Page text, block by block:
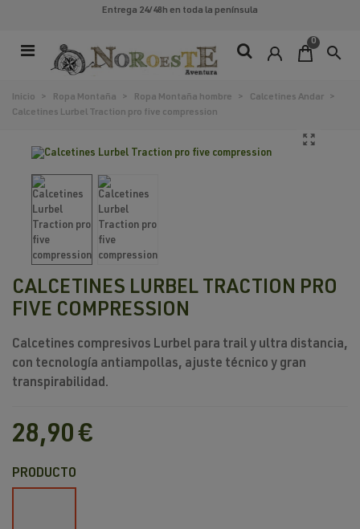
Entrega 24/48h en toda la península
0
search
Inicio > Ropa Montaña > Ropa Montaña hombre > Calcetines Andar
>
Calcetines Lurbel Traction pro five compression
CALCETINES LURBEL TRACTION PRO
FIVE COMPRESSION
Calcetines compresivos Lurbel para trail y ultra distancia,
con tecnología antiampollas, ajuste técnico y gran
transpirabilidad.
28,90 €
PRODUCTO